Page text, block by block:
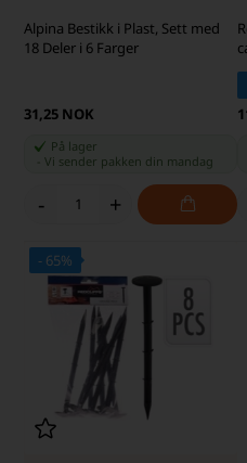
Alpina Bestikk i Plast, Sett med
18 Deler i 6 Farger
31,25 NOK
På lager
-Vi sender pakken din mandag
- +
- 65%